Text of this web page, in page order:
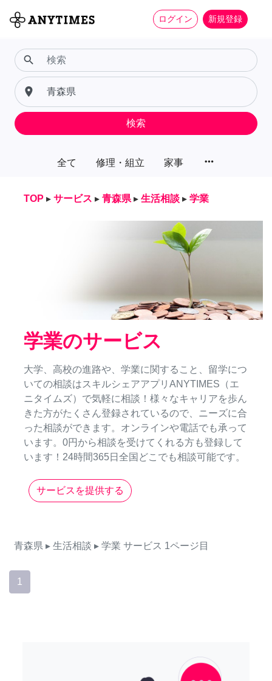
ログイン 新規登録
全て 修理・組立 家事 more_horiz
search
place
検索
TOP ▸ サービス ▸ 青森県 ▸ 生活相談 ▸ 学業
学業のサービス
大学、高校の進路や、学業に関すること、留学につ
いての相談はスキルシェアアプリANYTIMES（エ
ニタイムズ）で気軽に相談！様々なキャリアを歩ん
きた方がたくさん登録されているので、ニーズに合
った相談ができます。オンラインや電話でも承って
います。0円から相談を受けてくれる方も登録して
います！24時間365日全国どこでも相談可能です。
サービスを提供する
青森県 ▸ 生活相談 ▸ 学業 サービス 1ページ目
1